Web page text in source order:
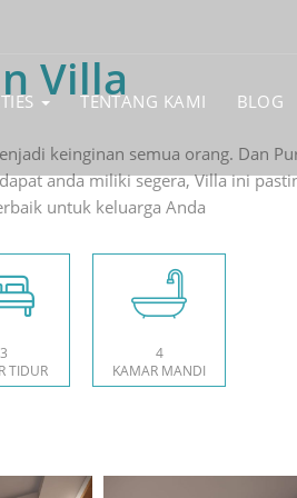
TENTANG KAMI BLOG
Villa
keinginan semua orang. Dan
anda miliki segera, Villa ini
untuk keluarga Anda
3
TIDUR
4
KAMAR MANDI